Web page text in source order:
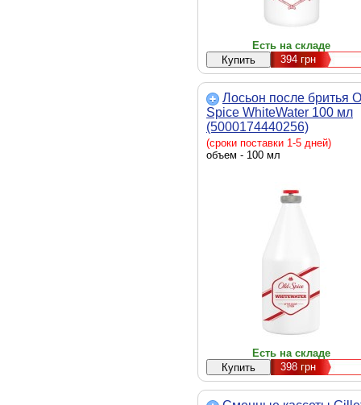
Есть на складе
394грн
Лосьон после бритья
Spice WhiteWater 100 мл
(5000174440256)
(сроки поставки 1-5 дней)
объем - 100 мл
Есть на складе
398грн